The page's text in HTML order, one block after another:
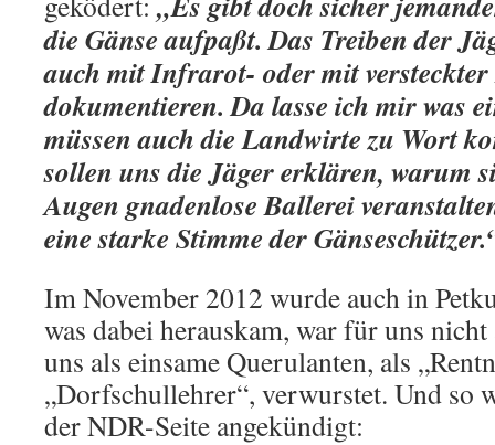
die Gänse aufpaßt. Das Treiben der
auch mit Infrarot- oder mit
dokumentieren. Da lasse ich mir was
müssen auch die Landwirte zu Wort
sollen uns die Jäger erklären, warum
Augen gnadenlose Ballerei
eine starke Stimme der
Im November 2012 wurde auch in
was dabei herauskam, war für uns
uns als einsame Querulanten, als
„Dorfschullehrer“, verwurstet. Und so
der NDR-Seite angekündigt: